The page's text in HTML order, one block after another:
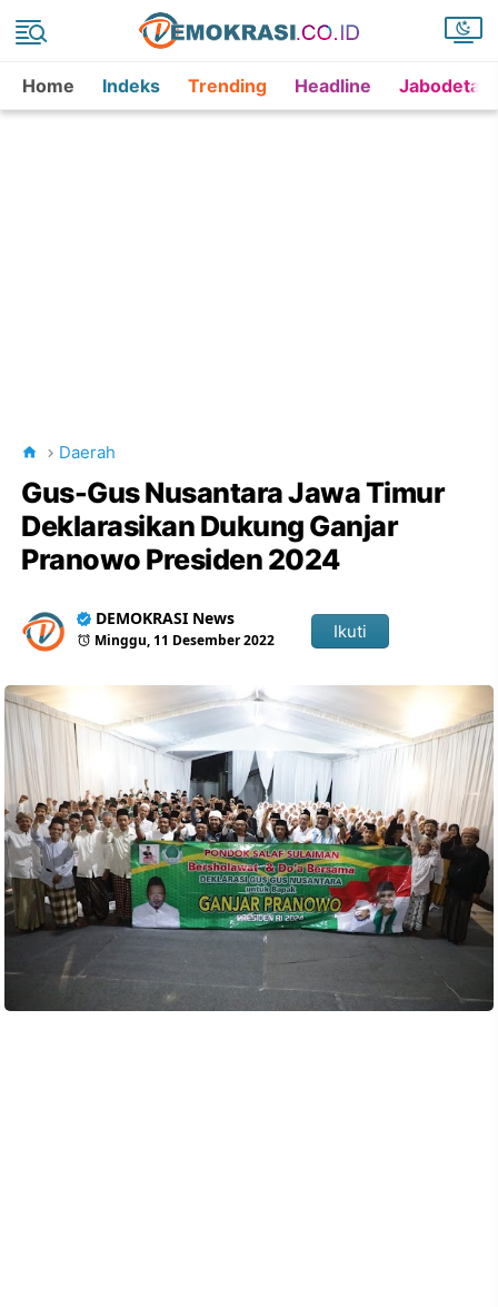
Home Indeks Trending Headline
Daerah
Gus-Gus Nusantara Jawa Timur
Deklarasikan Dukung Ganjar
Pranowo Presiden 2024
DEMOKRASI News
Minggu, 11 Desember 2022 Ikuti